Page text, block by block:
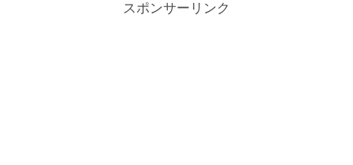
スポンサーリンク